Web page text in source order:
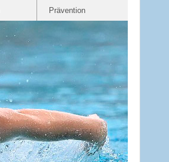
Prävention